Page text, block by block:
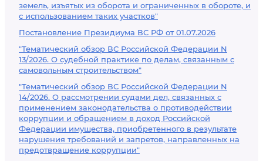
земель, изъятых из оборота и ограниченных в обороте, и
с использованием таких участков"
Постановление Президиума ВС РФ от 01.07.2026
"Тематический обзор ВС Российской Федерации N
13/2026. О судебной практике по делам, связанным с
самовольным строительством"
"Тематический обзор ВС Российской Федерации N
14/2026. О рассмотрении судами дел, связанных с
применением законодательства о противодействии
коррупции и обращением в доход Российской
Федерации имущества, приобретенного в результате
нарушения требований и запретов, направленных на
предотвращение коррупции"